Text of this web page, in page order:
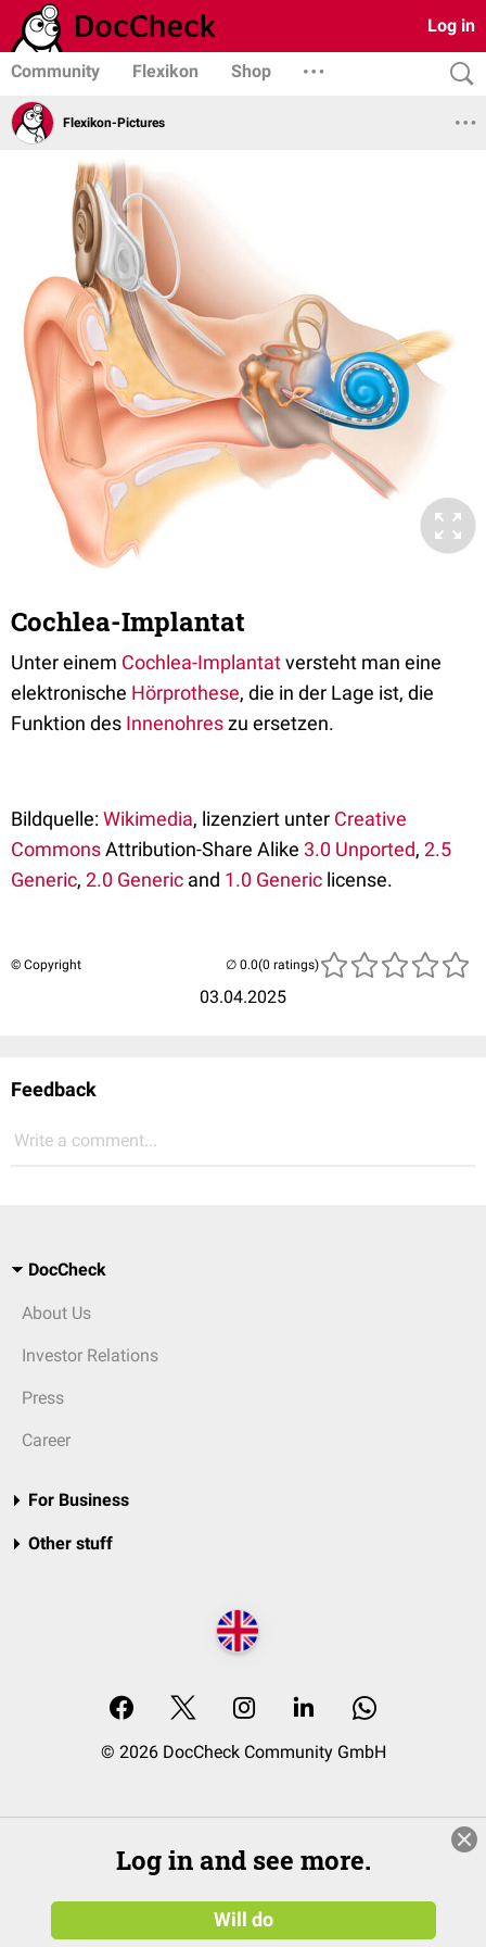
Log in
Community Flexikon Shop
Flexikon-Pictures
Cochlea-Implantat
Unter einem Cochlea-Implantatversteht man eine
elektronische Hörprothese, die in der Lage ist, die
Funktion des Innenohreszu ersetzen.
Bildquelle:Wikimedia, lizenziert unter Creative
CommonsAttribution-Share Alike 3.0 Unported, 2.5
Generic, 2.0 Generic and 1.0 Generic license.
© Copyright
03.04.2025
(0 ratings)
Feedback
Write a comment...
DocCheck
About Us
Investor Relations
Press
Career
For Business
Other stuff
© 2026 DocCheck Community GmbH
Log in and see more.
Will do